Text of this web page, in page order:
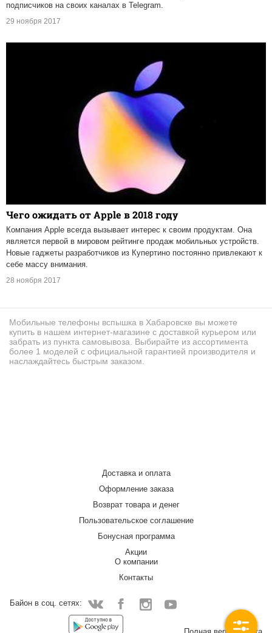
подписчиков на своих каналах в Telegram.
29 ноября 2017
Чего ожидать от Apple в 2018 году
Компания Apple всегда вызывает интерес к своим продуктам. Она
является первой в мировом рейтинге продаж мобильных устройств.
Новые гаджеты разработчиков из Купертино постоянно привлекают к
себе массу внимания.
28 ноября 2017
Мобильные телефоны вспышка в Хабаровске вы можете
купить в нашем интернет-магазине с доставкой курьером или
забрать из пункта самовывоза. Выбирайте из ассортимента
более 1 моделей с официальной гарантией производителя и
наслаждайтесь быстрым заказом.
Доставка и оплата
Оформление заказа
Возврат товара и денег
Пользовательское соглашение
Бонусная программа
Акции
О компании
Контакты
Байон в соц. сетях:
VkontakteFacebook